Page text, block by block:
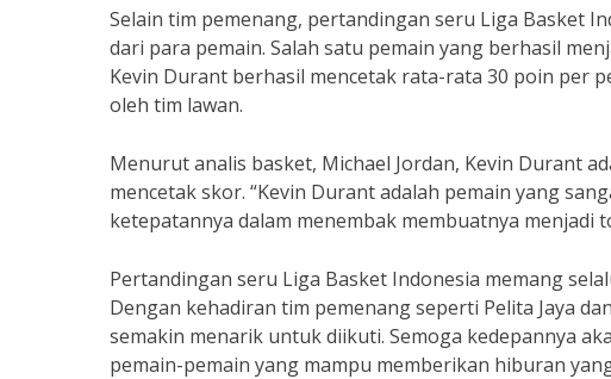
Selain tim pemenang, pertandingan seru Liga Basket
dari para pemain. Salah satu pemain yang berhasil
Kevin Durant berhasil mencetak rata-rata 30 poin per
oleh tim lawan.
Menurut analis basket, Michael Jordan, Kevin Durant
mencetak skor. “Kevin Durant adalah pemain yang
ketepatannya dalam menembak membuatnya menjadi
Pertandingan seru Liga Basket Indonesia memang
Dengan kehadiran tim pemenang seperti Pelita Jaya
semakin menarik untuk diikuti. Semoga kedepannya
pemain-pemain yang mampu memberikan hiburan